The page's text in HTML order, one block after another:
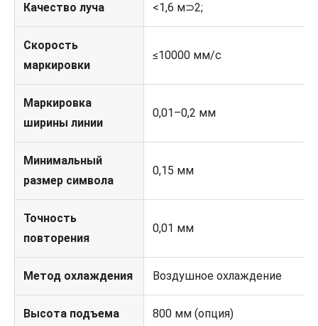
Качество луча <1,6 м⊃2;
Скорость
маркировки
≤10000 мм/с
Маркировка
ширины линии
0,01–0,2 мм
Минимальный
размер символа
0,15 мм
Точность
повторения
0,01 мм
Метод охлаждения Воздушное охлаждение
Высота подъема 800 мм (опция)